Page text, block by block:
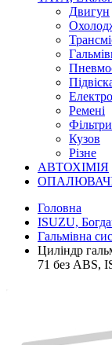
Двигун
Ремені
Фільтри
Кузов
Різне
АВТОХІМІЯ
ОПАЛЮВАЧІ
Головна
ISUZU,
Гальмівна
Циліндр
71 без ABS,